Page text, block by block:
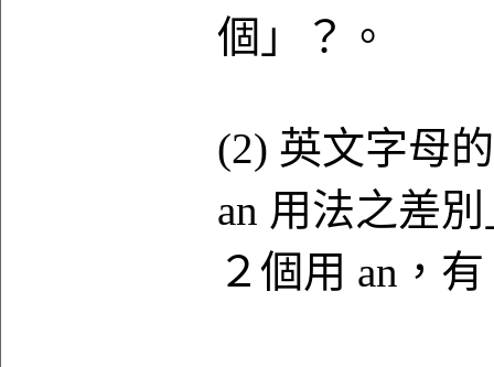
個」？。
(2) 英文字母
an 用法之差
２個用 an，